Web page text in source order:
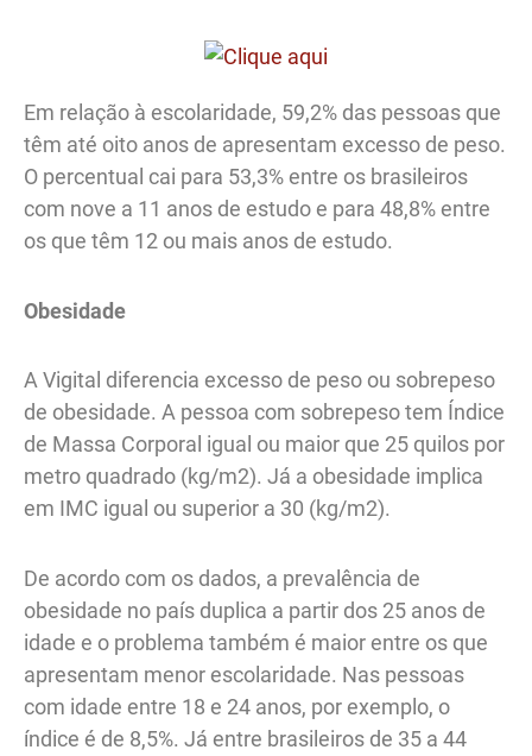
Em relação à escolaridade, 59,2% das pessoas que
têm até oito anos de apresentam excesso de peso.
O percentual cai para 53,3% entre os brasileiros
com nove a 11 anos de estudo e para 48,8% entre
os que têm 12 ou mais anos de estudo.
Obesidade
A Vigital diferencia excesso de peso ou sobrepeso
de obesidade. A pessoa com sobrepeso tem Índice
de Massa Corporal igual ou maior que 25 quilos por
metro quadrado (kg/m2). Já a obesidade implica
em IMC igual ou superior a 30 (kg/m2).
De acordo com os dados, a prevalência de
obesidade no país duplica a partir dos 25 anos de
idade e o problema também é maior entre os que
apresentam menor escolaridade. Nas pessoas
com idade entre 18 e 24 anos, por exemplo, o
índice é de 8,5%. Já entre brasileiros de 35 a 44